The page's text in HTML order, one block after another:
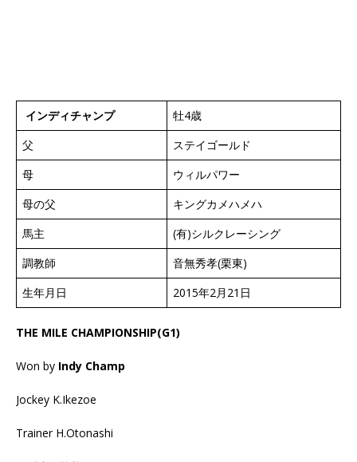
インディチャンプ
牡4歳
父
ステイゴールド
母
ウィルパワー
母の父
キングカメハメハ
馬主
(有)シルクレーシング
調教師
音無秀孝(栗東)
生年月日
2015年2月21日
THE MILE CHAMPIONSHIP(G1)
Won by Indy Champ
Jockey K.Ikezoe
Trainer H.Otonashi